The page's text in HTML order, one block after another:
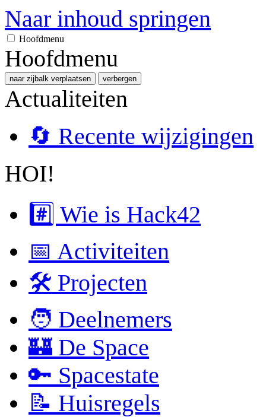
Naar inhoud springen
Hoofdmenu
Hoofdmenu
naar zijbalk verplaatsen verbergen
Actualiteiten
🔄 Recente wijzigingen
HOI!
#️⃣ Wie is Hack42
📅 Activiteiten
🛠 Projecten
🧑 Deelnemers
🏰 De Space
🔑 Spacestate
📝 Huisregels